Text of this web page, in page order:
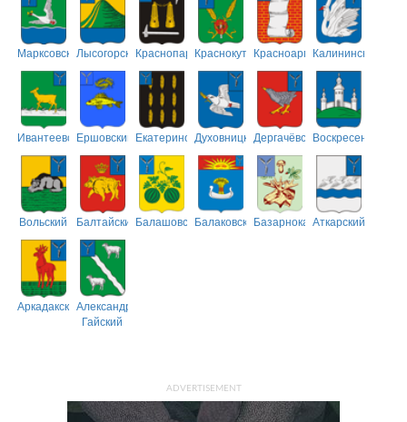
МарксовскийЛысогорскийКраснопартизанский
КраснокутскийКрасноармейский
Калининский
ИвантеевскийЕршовский ЕкатериновскийДуховницкийДергачёвскийВоскресенский
Вольский БалтайскийБалашовскийБалаковскийБазарнокарабулакский
Аткарский
АркадакскийАлександрово-
Гайский
ADVERTISEMENT